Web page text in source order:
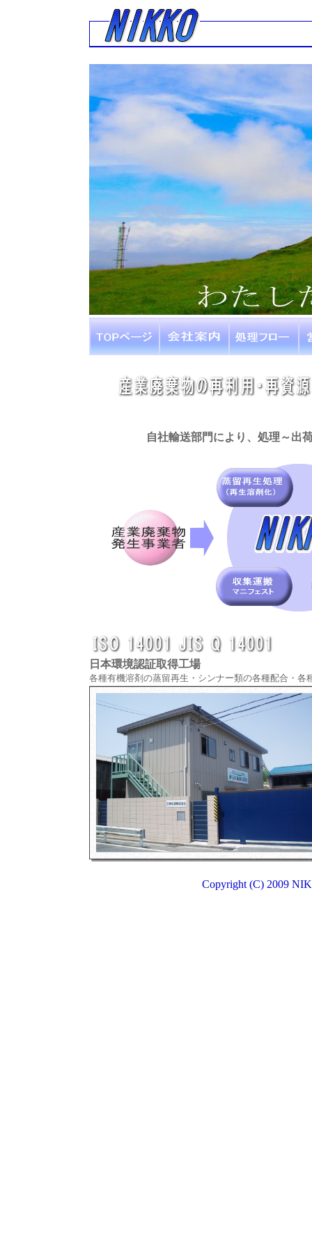
自社輸送部門により、処理～出
日本環境認証取得工場
各種有機溶剤の蒸留再生・シンナー類の各種配合・各
Copyright (C) 2009